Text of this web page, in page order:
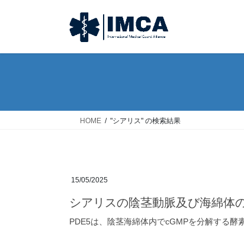
HOME "シアリス" の検索結果
15/05/2025
シアリスの陰茎動脈及び海綿体
PDE5は、陰茎海綿体内でcGMPを分解する酵